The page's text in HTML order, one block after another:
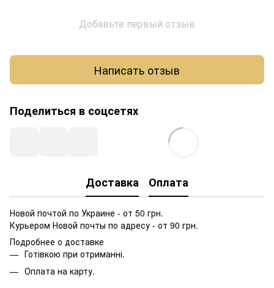
Добавьте первый отзыв
Написать отзыв
Поделиться в соцсетях
Доставка Оплата
Новой почтой по Украине - от 50 грн.
Курьером Новой почты по адресу - от 90 грн.
Подробнее о доставке
Готівкою при отриманні.
Оплата на карту.